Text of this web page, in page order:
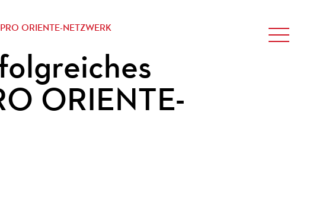
ORIENTE-NETZWERK
ORIENTE-